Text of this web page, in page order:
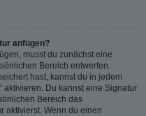
anfügen?
musst du zunächst eine
Bereich entwerfen.
hast, kannst du in jedem
aktivieren. Du kannst eine Signatur
Bereich das
aktivierst. Wenn du einen